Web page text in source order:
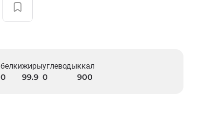
белки
0
жиры
99.9
углеводы
0
ккал
900